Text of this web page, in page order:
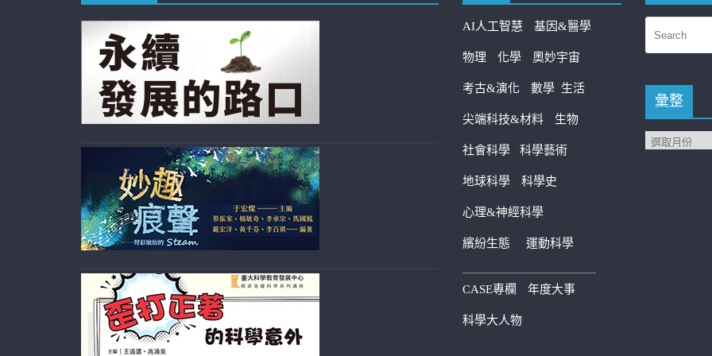
AI人工智慧 基因&醫學
物理 化學 奧妙宇宙
考古&演化 數學 生活
尖端科技&材料 生物
社會科學 科學藝術
地球科學 科學史
心理&神經科學
繽紛生態 運動科學
————————————
CASE專欄 年度大事
科學大人物
彙整